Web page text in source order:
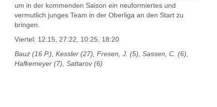
um in der kommenden Saison ein neuformiertes und
vermutlich junges Team in der Oberliga an den Start zu
bringen.
Viertel: 12:15, 27:22, 10:25, 18:20
Bauz (16 P.), Kessler (27), Fresen, J. (5), Sassen, C. (6),
Hafkemeyer (7), Sattarov (6)